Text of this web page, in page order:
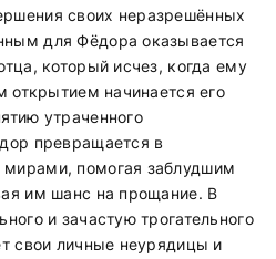
своих неразрешённых
для Фёдора оказывается
который исчез, когда ему
открытием начинается его
утраченного
превращается в
помогая заблудшим
им шанс на прощание. В
и зачастую трогательного
свои личные неурядицы и